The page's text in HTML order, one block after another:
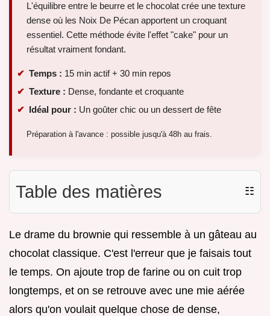
L'équilibre entre le beurre et le chocolat crée une texture
dense où les Noix De Pécan apportent un croquant
essentiel. Cette méthode évite l'effet "cake" pour un
résultat vraiment fondant.
Temps : 15 min actif + 30 min repos
Texture : Dense, fondante et croquante
Idéal pour : Un goûter chic ou un dessert de fête
Préparation à l'avance : possible jusqu'à 48h au frais.
Table des matières ☷
Le drame du brownie qui ressemble à un gâteau au
chocolat classique. C'est l'erreur que je faisais tout
le temps. On ajoute trop de farine ou on cuit trop
longtemps, et on se retrouve avec une mie aérée
alors qu'on voulait quelque chose de dense,